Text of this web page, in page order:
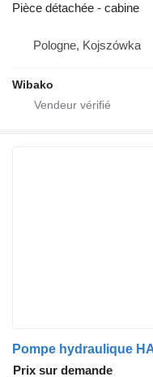
Pièce détachée - cabine
Pologne, Kojszówka
Wibako
Pompe hydraulique
Prix sur demande